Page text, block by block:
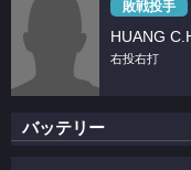
敗戦投手
HUANG
右投右打
バッテリー